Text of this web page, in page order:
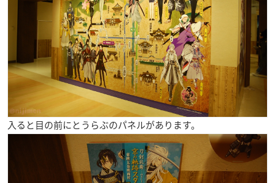
入ると目の前にとうらぶのパネルがあります。